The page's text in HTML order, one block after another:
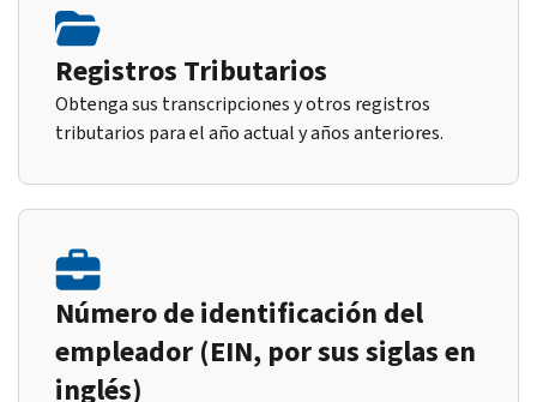
Registros Tributarios
Obtenga sus transcripciones y otros registros
tributarios para el año actual y años anteriores.
Número de identificación del
empleador (EIN, por sus siglas en
inglés)